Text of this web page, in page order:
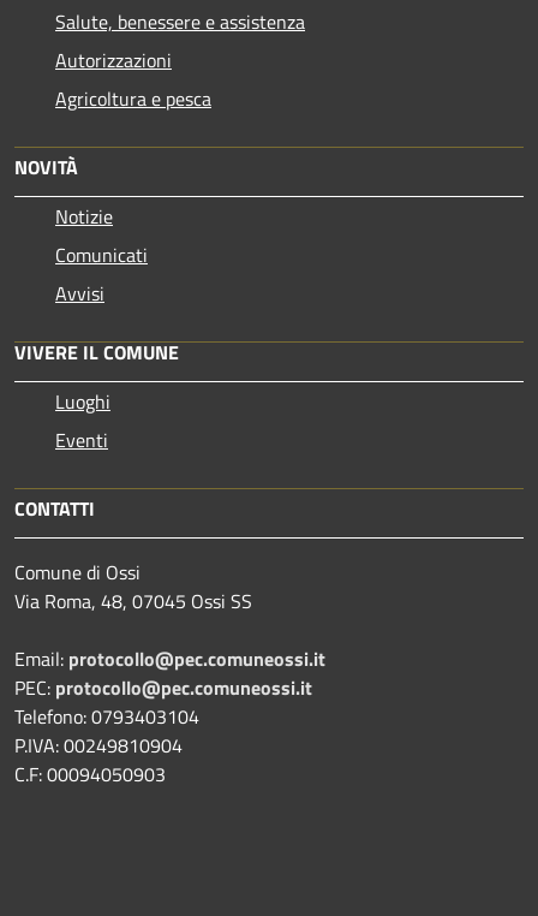
Salute, benessere e assistenza
Autorizzazioni
Agricoltura e pesca
NOVITÀ
Notizie
Comunicati
Avvisi
VIVERE IL COMUNE
Luoghi
Eventi
CONTATTI
Comune di Ossi
Via Roma, 48, 07045 Ossi SS
Email: protocollo@pec.comuneossi.it
PEC: protocollo@pec.comuneossi.it
Telefono: 0793403104
P.IVA: 00249810904
C.F: 00094050903